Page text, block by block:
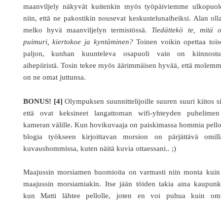
maanviljely näkyvät kuitenkin myös työpäiviemme
niin, että ne pakostikin nousevat keskustelunaiheiksi. Alan
melko hyvä maanviljelyn termistössä. Tiedättekö te, mitä
puimuri, kiertokoe ja kyntäminen?Toinen voikin opettaa
paljon, kunhan kuunteleva osapuoli vain on
aihepiiristä. Tosin tekee myös äärimmäisen hyvää, että
on ne omat juttunsa.
BONUS! [4] Olympuksen suunnittelijoille suuren suuri kiitos
että ovat keksineet langattoman wifi-yhteyden
kameran välille. Kun hovikuvaaja on paiskimassa hommia
blogia työkseen kirjoittavan morsion on pärjättävä
kuvaushommissa, kuten näitä kuvia ottaessani.. ;)
Maajussin morsiamen huomioita on varmasti niin monta
maajussin morsiamiakin. Itse jään töiden takia aina
kun Matti lähtee pellolle, joten en voi puhua kuin